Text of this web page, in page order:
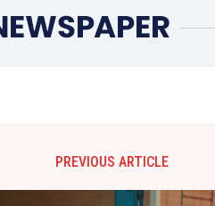
PREVIOUS ARTICLE